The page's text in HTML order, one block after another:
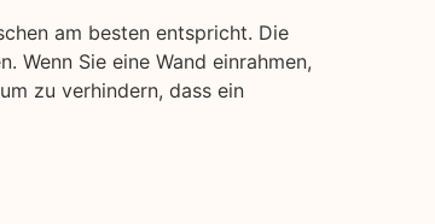
am besten entspricht. Die
Sie eine Wand einrahmen,
zu verhindern, dass ein